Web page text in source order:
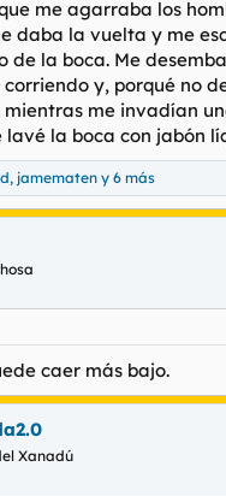
me agarraba los
daba la vuelta y me
de la boca. Me
y, porqué no
me invadían
la boca con jabón
, jamematen y 6 más
caer más bajo.
Xanadú